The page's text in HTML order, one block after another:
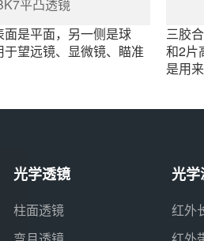
平凸透镜
是平面，另一侧是球
望远镜、显微镜、瞄准
三胶
和2片
是用
光学透镜
柱面透镜
光
红外